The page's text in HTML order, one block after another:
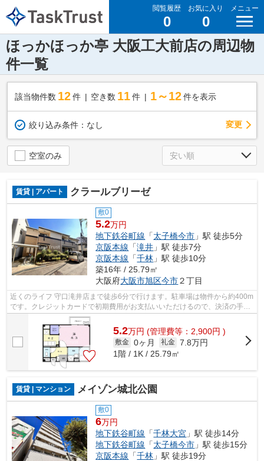
閲覧履歴
0
お気に入り
0
メニュー
ほっかほっか亭 大阪工大前店の周辺物
件一覧
該当物件数 12件 空き数 11 件 1～12 件を表示
絞り込み条件： なし 変更
空室のみ
賃貸 | アパート クラールブリーゼ
敷0
5.2万円
地下鉄谷町線 「太子橋今市 」駅 徒歩5分
京阪本線 「滝井 」駅 徒歩7分
京阪本線 「千林 」駅 徒歩10分
築16年 / 25.79㎡
大阪府大阪市旭区今市２丁目
近くのライフ 守口滝井店まで徒歩6分で行けます。駐車場は物件から約400m
です。クレジットカードで初期費用がお支払いいただけるので、決済の手間
が軽減できます。こちらの物件はアパ...
5.2万円 (管理費等：2,900円 )
敷金 0ヶ月 礼金 7.8万円
1階 / 1K / 25.79㎡
賃貸 | マンション メイゾン城北公園
敷0
6万円
地下鉄谷町線 「千林大宮 」駅 徒歩14分
地下鉄谷町線 「太子橋今市 」駅 徒歩15分
京阪本線 「千林 」駅 徒歩19分